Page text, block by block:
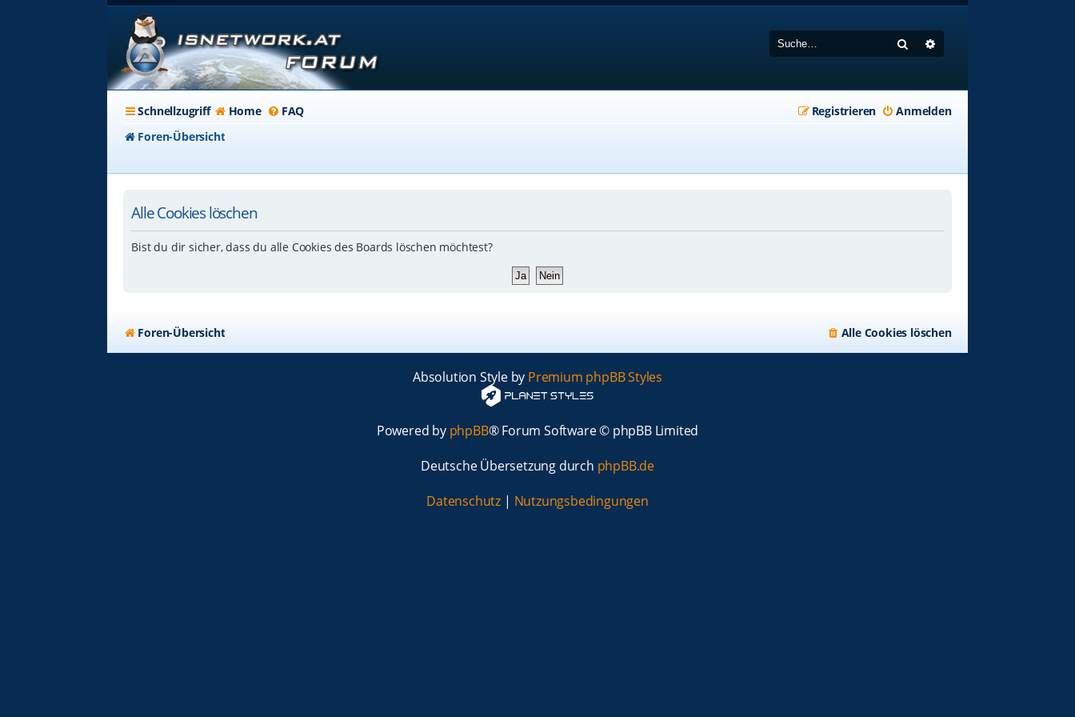
Suche
Schnellzugriff Home FAQ Anmelden
Registrieren
Foren-Übersicht
Alle Cookies löschen
Bist du dir sicher, dass du alle Cookies des Boards löschen möchtest?
Foren-Übersicht Alle Cookies löschen
Absolution Style by Premium phpBB Styles
Powered by phpBB® Forum Software © phpBB Limited
Deutsche Übersetzung durch phpBB.de
Datenschutz | Nutzungsbedingungen